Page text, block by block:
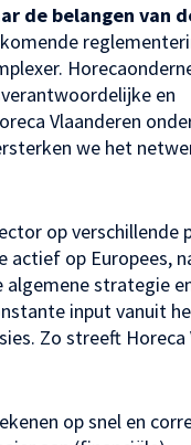
de belangen van
en
Vlaanderen
we het
op verschillende
actief op Europees,
algemene strategie
input vanuit
Zo streeft Horeca
op snel en